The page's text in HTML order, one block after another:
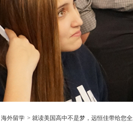
海外留学 > 就读美国高中不是梦，远恒佳带给您全